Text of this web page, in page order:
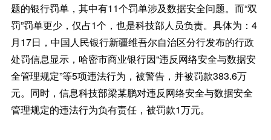
题的银行罚单，其中有11个罚单涉及数据安全问题。而“双
罚”罚单更少，仅占1个，也是科技部人员负责。具体为：4
月17日，中国人民银行新疆维吾尔自治区分行发布的行政
处罚信息显示，哈密市商业银行因“违反网络安全与数据安
全管理规定”等5项违法行为，被警告，并被罚款383.6万
元。同时，信息科技部梁某鹏对违反网络安全与数据安全
管理规定的违法行为负有责任，被罚款1万元。